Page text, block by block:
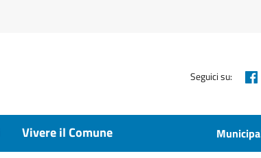
Seguici su:
Vivere il Comune